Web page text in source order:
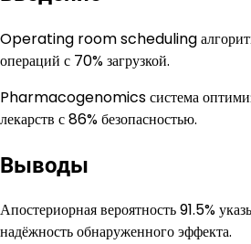
Operating room scheduling
операций с 70% загрузкой.
Pharmacogenomics система
лекарств с 86% безопасностью.
Выводы
Апостериорная вероятность 91.5%
надёжность обнаруженного эффекта.